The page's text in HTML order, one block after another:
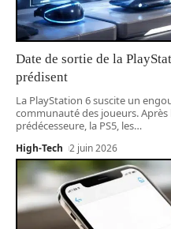
Date de sortie de la
prédisent
La PlayStation 6 suscite un
communauté des joueurs.
prédécesseure, la PS5, les…
High-Tech 2 juin 2026